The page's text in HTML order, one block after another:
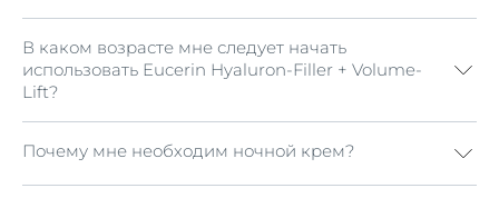
Крем Hyaluron-Filler + Volume-Lift был специально
разработан для устранения глубоких морщин,
корректировки контуров лица с лифтинг-эффектом.
Несмотря на то, что наша кожа так же уникальна,
как и мы сами, она стареет по-разному
в зависимости от нашей генетики и образа жизни.
С этими проблемами обычно сталкиваются
В каком возрасте мне следует начать
использовать Eucerin Hyaluron-Filler + Volume-
Lift?
Наша кожа такая же уникальная, как и мы сами,
Почему мне необходим ночной крем?